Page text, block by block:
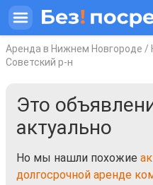
Аренда в Нижнем Новгороде /
Советский р-н
Это
актуально
Но мы нашли похожие
долгосрочной аренде